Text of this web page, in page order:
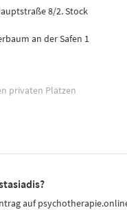
8/2. Stock
an der Safen 1
privaten Plätzen
auf